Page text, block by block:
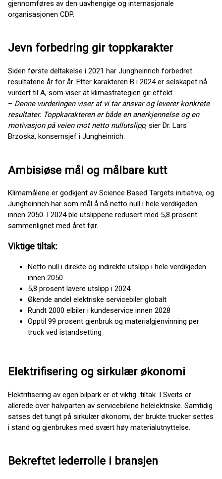
gjennomføres av den uavhengige og internasjonale
organisasjonen CDP.
Jevn forbedring gir toppkarakter
Siden første deltakelse i 2021 har Jungheinrich forbedret
resultatene år for år. Etter karakteren B i 2024 er selskapet nå
vurdert til A, som viser at klimastrategien gir effekt.
– Denne vurderingen viser at vi tar ansvar og leverer konkrete
resultater. Toppkarakteren er både en anerkjennelse og en
motivasjon på veien mot netto nullutslipp, sier Dr. Lars
Brzoska, konsernsjef i Jungheinrich.
Ambisiøse mål og målbare kutt
Klimamålene er godkjent av Science Based Targets initiative, og
Jungheinrich har som mål å nå netto null i hele verdikjeden
innen 2050. I 2024 ble utslippene redusert med 5,8 prosent
sammenlignet med året før.
Viktige tiltak:
Netto null i direkte og indirekte utslipp i hele verdikjeden
innen 2050
5,8 prosent lavere utslipp i 2024
Økende andel elektriske servicebiler globalt
Rundt 2000 elbiler i kundeservice innen 2028
Opptil 99 prosent gjenbruk og materialgjenvinning per
truck ved istandsetting
Elektrifisering og sirkulær økonomi
Elektrifisering av egen bilpark er et viktig tiltak. I Sveits er
allerede over halvparten av servicebilene helelektriske. Samtidig
satses det tungt på sirkulær økonomi, der brukte trucker settes
i stand og gjenbrukes med svært høy materialutnyttelse.
Bekreftet lederrolle i bransjen